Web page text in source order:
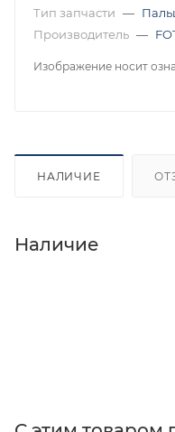
Тип запчасти —
Производитель —
Изображение носит
НАЛИЧИЕ
Наличие